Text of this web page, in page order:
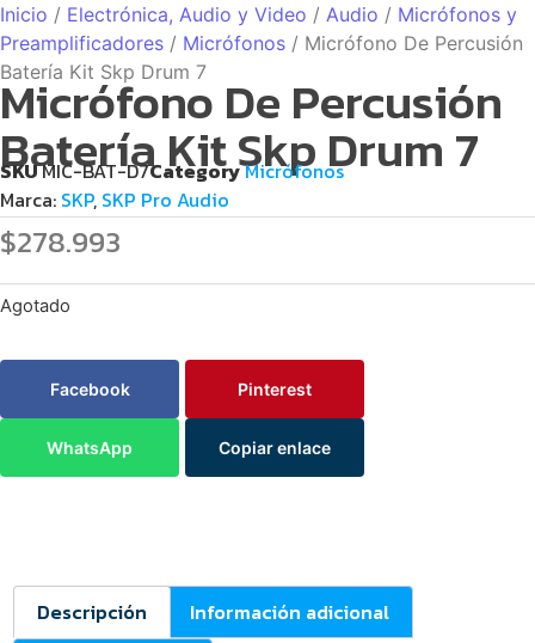
Inicio / Electrónica, Audio y Video / Audio / Micrófonos y
Preamplificadores / Micrófonos / Micrófono De Percusión
Batería Kit Skp Drum 7
Micrófono De Percusión
Batería Kit Skp Drum 7
SKUMIC-BAT-D7CategoryMicrófonos
Marca: SKP, SKP Pro Audio
$278.993
Agotado
Facebook Pinterest
WhatsApp Copiar enlace
Descripción
Información adicional